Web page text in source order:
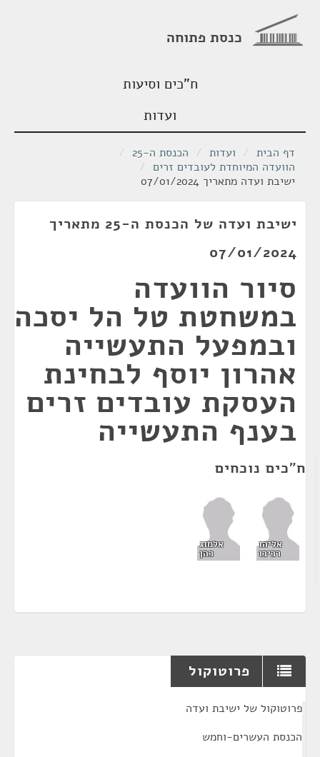
כנסת פתוחה
ח"כים וסיעות
ועדות
דף הבית / ועדות / הכנסת ה-25
/
הוועדה המיוחדת לעובדים זרים /
ישיבת ועדה מתאריך 07/01/2024
ישיבת ועדה של הכנסת ה-25 מתאריך
07/01/2024
סיור הוועדה
במשחטת טל הל יסכה
ובמפעל התעשייה
אהרון יוסף לבחינת
העסקת עובדים זרים
בענף התעשייה
ח"כים נוכחים
אליהו
רביבו
אלמוג
כהן
פרוטוקול
פרוטוקול של ישיבת ועדה
הכנסת העשרים-וחמש